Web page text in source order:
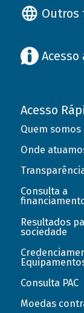
Outros
Acesso
Quem somos
Onde
Consulta a
Resultados
sociedade
Consulta PAC
Moedas